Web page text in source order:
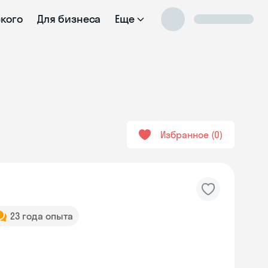
Для бизнеса Еще
Избранное 0
23 года опыта